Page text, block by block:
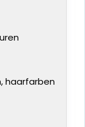
haarfarben